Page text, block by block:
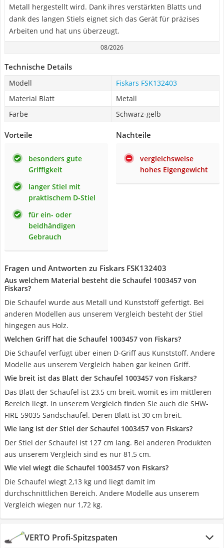
Metall hergestellt wird. Dank ihres verstärkten Blatts und
dank des langen Stiels eignet sich das Gerät für präzises
Arbeiten und hat uns überzeugt.
08/2026
Technische Details
Modell
Fiskars FSK132403
Material Blatt
Metall
Farbe
Schwarz-gelb
Vorteile
besonders gute
Griffigkeit
langer Stiel mit
praktischem D-Stiel
für ein- oder
beidhändigen
Gebrauch
Nachteile
vergleichsweise
hohes Eigengewicht
Fragen und Antworten zu Fiskars FSK132403
Aus welchem Material besteht die Schaufel 1003457 von
Fiskars?
Die Schaufel wurde aus Metall und Kunststoff gefertigt. Bei
anderen Modellen aus unserem Vergleich besteht der Stiel
hingegen aus Holz.
Welchen Griff hat die Schaufel 1003457 von Fiskars?
Die Schaufel verfügt über einen D-Griff aus Kunststoff. Andere
Modelle aus unserem Vergleich haben gar keinen Griff.
Wie breit ist das Blatt der Schaufel 1003457 von Fiskars?
Das Blatt der Schaufel ist 23,5 cm breit, womit es im mittleren
Bereich liegt. In unserem Vergleich finden Sie auch die SHW-
FIRE 59035 Sandschaufel. Deren Blatt ist 30 cm breit.
Wie lang ist der Stiel der Schaufel 1003457 von Fiskars?
Der Stiel der Schaufel ist 127 cm lang. Bei anderen Produkten
aus unserem Vergleich sind es nur 81,5 cm.
Wie viel wiegt die Schaufel 1003457 von Fiskars?
Die Schaufel wiegt 2,13 kg und liegt damit im
durchschnittlichen Bereich. Andere Modelle aus unserem
Vergleich wiegen nur 1,72 kg.
VERTO Profi-Spitzspaten